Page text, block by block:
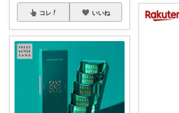
コレ いいね